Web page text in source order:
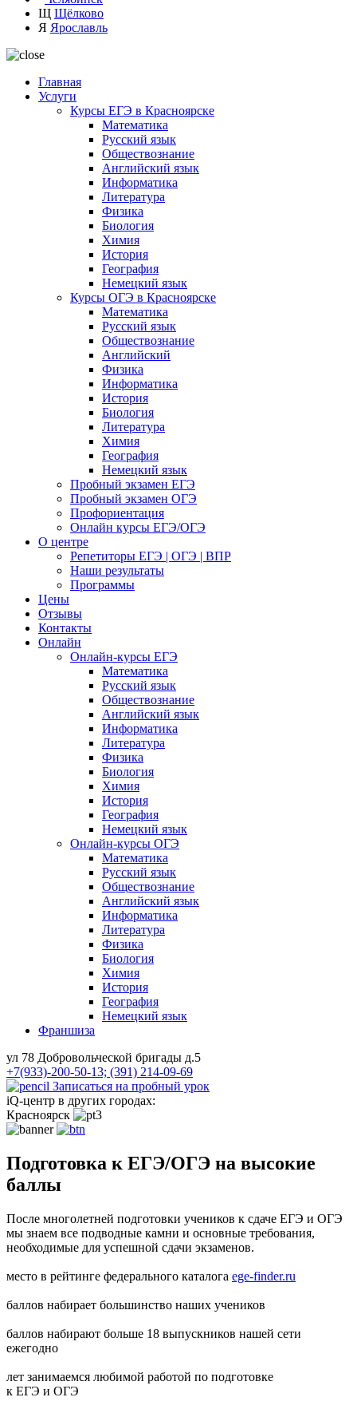
Щ Щёлково
Я Ярославль
Главная
Услуги
Курсы ЕГЭ в Красноярске
Математика
Русский язык
Обществознание
Английский язык
Информатика
Литература
Физика
Биология
Химия
История
География
Немецкий язык
Курсы ОГЭ в Красноярске
Математика
Русский язык
Обществознание
Английский
Физика
Информатика
История
Биология
Литература
Химия
География
Немецкий язык
Пробный экзамен ЕГЭ
Пробный экзамен ОГЭ
Профориентация
Онлайн курсы ЕГЭ/ОГЭ
О центре
Репетиторы ЕГЭ | ОГЭ | ВПР
Наши результаты
Программы
Цены
Отзывы
Контакты
Онлайн
Онлайн-курсы ЕГЭ
Математика
Русский язык
Обществознание
Английский язык
Информатика
Литература
Физика
Биология
Химия
История
География
Немецкий язык
Онлайн-курсы ОГЭ
Математика
Русский язык
Обществознание
Английский язык
Информатика
Литература
Физика
Биология
Химия
История
География
Немецкий язык
Франшиза
ул 78 Добровольческой бригады д.5
+7(933)-200-50-13; (391) 214-09-69
Записаться на пробный урок
iQ-центр в других городах:
Красноярск
Подготовка к ЕГЭ/ОГЭ на высокие
баллы
После многолетней подготовки учеников к сдаче ЕГЭ и ОГЭ
мы знаем все подводные камни и основные требования,
необходимые для успешной сдачи экзаменов.
место в рейтинге федерального каталога ege-finder.ru
баллов набирает большинство наших учеников
баллов набирают больше 18 выпускников нашей сети
ежегодно
лет занимаемся любимой работой по подготовке
к ЕГЭ и ОГЭ